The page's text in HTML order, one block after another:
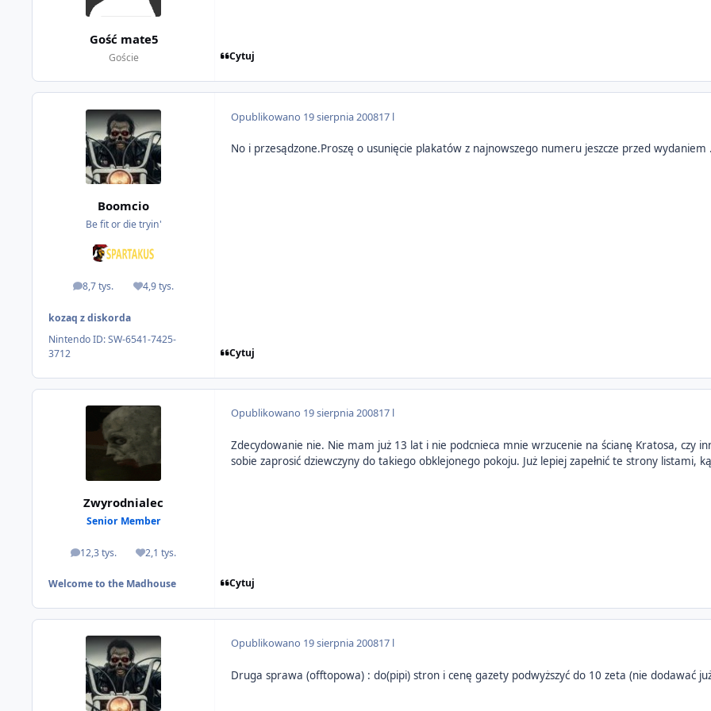
Gość mate5
Goście Cytuj
Boomcio
Be fit or die tryin'
8,7 tys.
odpowiedzi4,9 tys.
Reputacja
kozaq z diskorda
Nintendo ID:SW-6541-7425-
3712
Opublikowano 19 sierpnia 200817 l
No i przesądzone.Proszę o usunięcie plakatów z najnowszego numeru jeszcze przed
Cytuj
Zwyrodnialec
Senior Member
12,3 tys.
odpowiedzi2,1 tys.
Reputacja
Welcome to the Madhouse
Opublikowano 19 sierpnia 200817 l
Zdecydowanie nie. Nie mam już 13 lat i nie podcnieca mnie wrzucenie na ścianę Kratosa, czy
sobie zaprosić dziewczyny do takiego obklejonego pokoju. Już lepiej zapełnić te strony listami,
Cytuj
Opublikowano 19 sierpnia 200817 l
Druga sprawa (offtopowa) : do(pipi) stron i cenę gazety podwyższyć do 10 zeta (nie dodawać